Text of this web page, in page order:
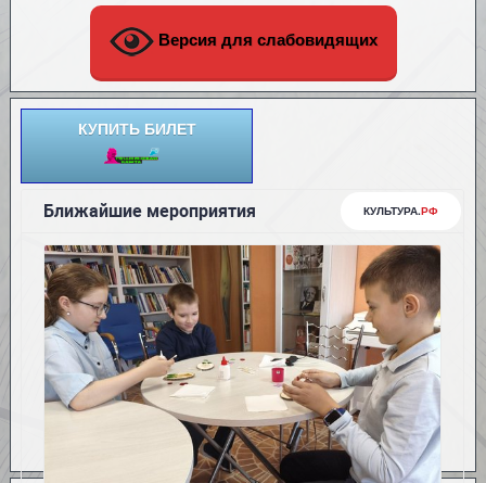
Версия для слабовидящих
КУПИТЬ БИЛЕТ